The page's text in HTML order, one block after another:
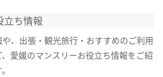
立ち情報
、出張・観光旅行・おすすめのご利用
愛媛のマンスリーお役立ち情報をご紹